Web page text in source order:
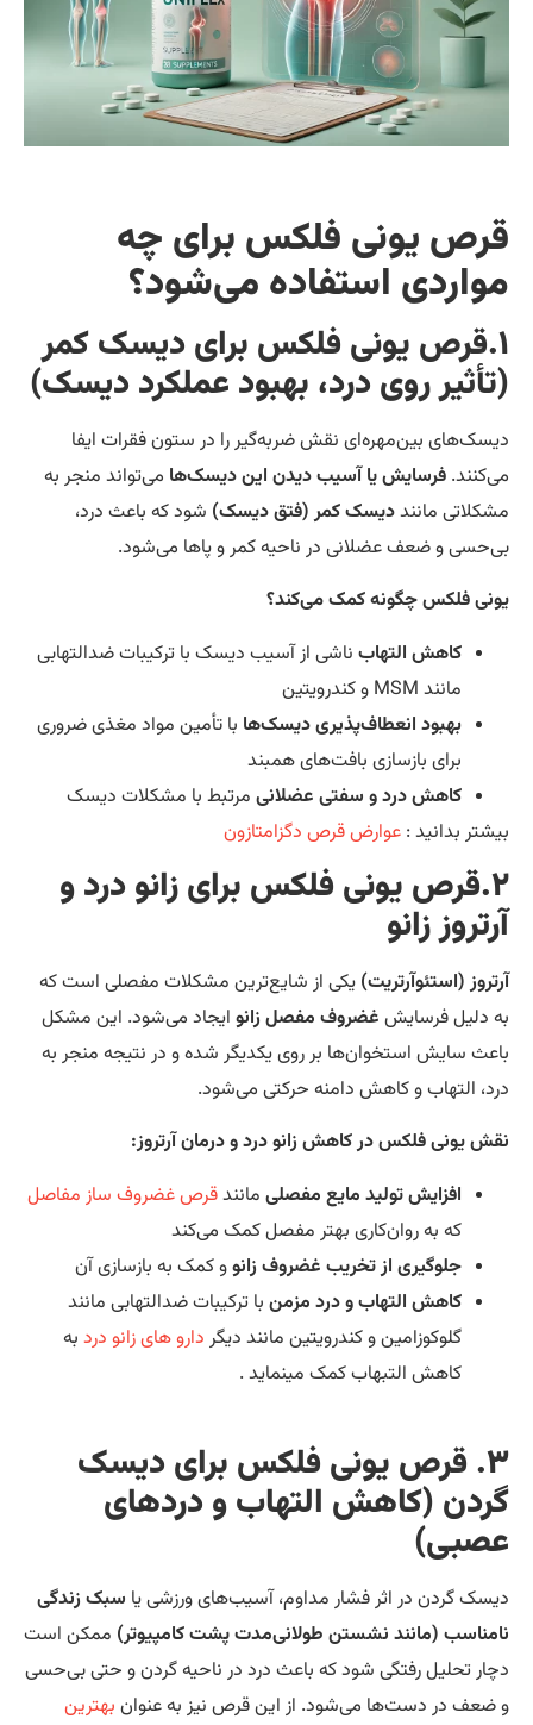
یونی فلکس برای چه
استفاده می‌شود؟
۱.قرص یونی فلکس برای دیسک کمر
روی درد، بهبود عملکرد دیسک)
بین‌مهره‌ای نقش ضربه‌گیر را در ستون فقرات ایفا
فرسایش یا آسیب دیدن این دیسک‌هامی‌تواند منجر به
ماننددیسک کمر (فتق دیسک)شود که باعث درد،
و ضعف عضلانی در ناحیه کمر و پاها می‌شود.
فلکس چگونه کمک می‌کند؟
کاهش التهابناشی از آسیب دیسک با ترکیبات ضدالتهابی
مانند MSM و کندرویتین
بهبود انعطاف‌پذیری دیسک‌هابا تأمین مواد مغذی ضروری
برای بازسازی بافت‌های همبند
کاهش درد و سفتی عضلانیمرتبط با مشکلات دیسک
بدانید :عوارض قرص دگزامتازون
قرص یونی فلکس برایزانو درد و
زانو
(استئوآرتریت)یکی از شایع‌ترین مشکلات مفصلی است که
دلیل فرسایشغضروف مفصل زانوایجاد می‌شود. این مشکل
سایش استخوان‌ها بر روی یکدیگر شده و در نتیجه منجر به
التهاب و کاهش دامنه حرکتی می‌شود.
یونی فلکس در کاهش زانو درد و درمان آرتروز:
افزایش تولید مایع مفصلیمانندقرص غضروف ساز مفاصل
که به روان‌کاری بهتر مفصل کمک می‌کند
جلوگیری از تخریب غضروف زانوو کمک به بازسازی آن
کاهش التهاب و درد مزمنبا ترکیبات ضدالتهابی مانند
گلوکوزامین و کندرویتین مانند دیگر دارو های زانو دردبه
کاهش التبهاب کمک مینماید .
۳. قرص یونی فلکس برای دیسک
(کاهش التهاب و دردهای
گردن در اثر فشار مداوم، آسیب‌های ورزشی یاسبک زندگی
(مانند نشستن طولانی‌مدت پشت کامپیوتر)ممکن است
تحلیل رفتگی شود که باعث درد در ناحیه گردن و حتی بی‌حسی
در دست‌ها می‌شود. از این قرص نیز به عنوانبهترین